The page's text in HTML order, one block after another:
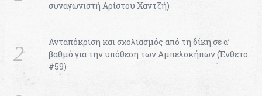
συναγωνιστή Αρίστου Χαντζή)
Ανταπόκριση και σχολιασμός από τη δίκη σε α’
βαθμό για την υπόθεση των Αμπελοκήπων (Ένθετο
#59)